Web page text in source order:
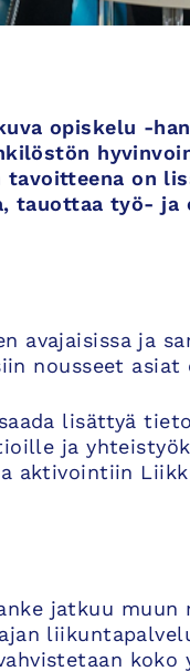
opiskelu -
tavoitteena on
tauottaa työ- ja
avajaisissa ja
nousseet
lisättyä
ja
aktivointiin
jatkuu